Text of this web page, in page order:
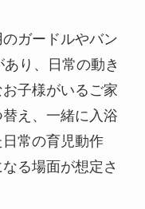
ガードルやバン
り、日常の動き
子様がいるご家
え、一緒に入浴
常の育児動作
る場面が想定さ